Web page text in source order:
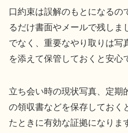
口約束は誤解のもとになるの
るだけ書面やメールで残しま
でなく、重要なやり取りは写
を添えて保管しておくと安心
立ち会い時の現状写真、定期
の領収書などを保存しておく
たときに有効な証拠になりま